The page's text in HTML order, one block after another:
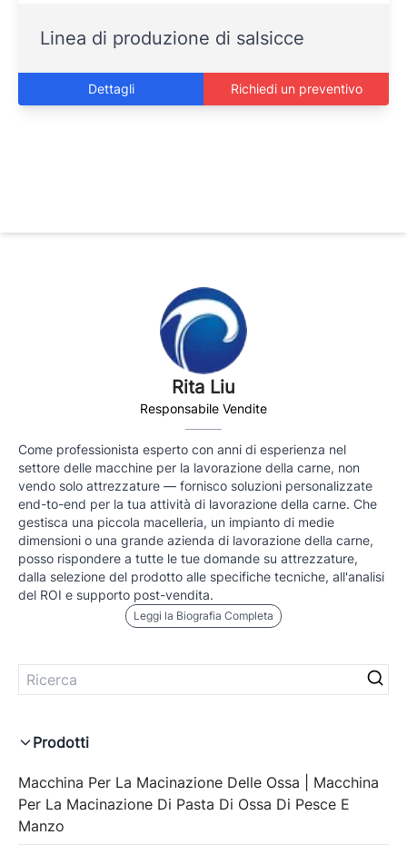
Rita Liu
Responsabile Vendite
Come professionista esperto con anni di esperienza nel
settore delle macchine per la lavorazione della carne, non
vendo solo attrezzature — fornisco soluzioni personalizzate
end-to-end per la tua attività di lavorazione della carne. Che
gestisca una piccola macelleria, un impianto di medie
dimensioni o una grande azienda di lavorazione della carne,
posso rispondere a tutte le tue domande su attrezzature,
dalla selezione del prodotto alle specifiche tecniche, all'analisi
del ROI e supporto post-vendita.
Leggi la Biografia Completa
Prodotti
Macchina Per La Macinazione Delle Ossa | Macchina
Per La Macinazione Di Pasta Di Ossa Di Pesce E
Manzo
Linea di produzione di salsicce
Dettagli Richiedi un preventivo